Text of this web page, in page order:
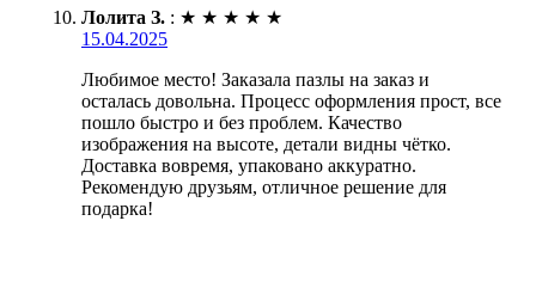
Лолита З. : ★ ★ ★ ★ ★
15.04.2025
Любимое место! Заказала пазлы на заказ и
осталась довольна. Процесс оформления прост, все
пошло быстро и без проблем. Качество
изображения на высоте, детали видны чётко.
Доставка вовремя, упаковано аккуратно.
Рекомендую друзьям, отличное решение для
подарка!